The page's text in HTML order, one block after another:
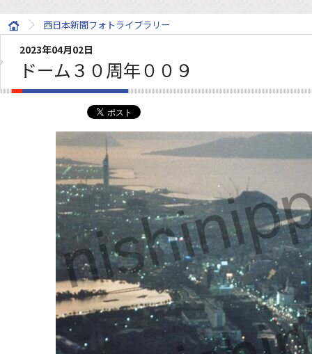
西日本新聞フォトライブラリー
2023年04月02日
ドーム３０周年００９